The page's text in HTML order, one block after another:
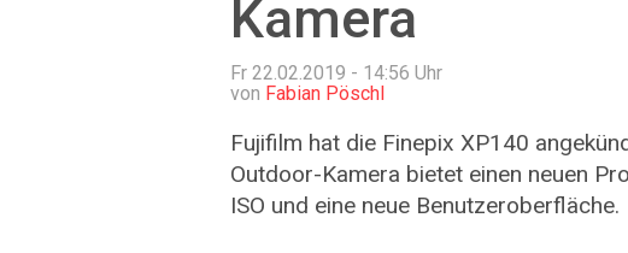
Kamera
Fr 22.02.2019 - 14:56 Uhr
von Fabian Pöschl
Fujifilm hat die Finepix XP140
Outdoor-Kamera bietet einen neuen
ISO und eine neue Benutzeroberfläche.